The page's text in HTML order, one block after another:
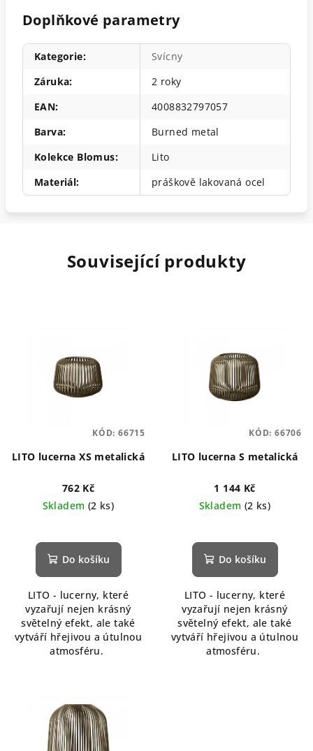
Doplňkové parametry
Kategorie:
Svícny
Záruka:
2 roky
EAN:
4008832797057
Barva:
Burned metal
Kolekce Blomus:
Lito
Materiál: práškově lakovaná ocel
Související produkty
LITO lucerna XS metalická
762 Kč
Skladem (2 ks)
Do košíku
LITO - lucerny, které
vyzařují nejen krásný
světelný efekt, ale také
vytváří hřejivou a útulnou
atmosféru.
KÓD: 66715
LITO lucerna S metalická
1 144 Kč
Skladem (2 ks)
Do košíku
LITO - lucerny, které
vyzařují nejen krásný
světelný efekt, ale také
vytváří hřejivou a útulnou
atmosféru.
KÓD: 66706